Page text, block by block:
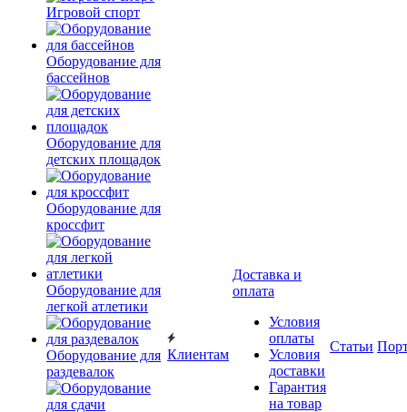
Игровой спорт
Оборудование для
бассейнов
Оборудование для
детских площадок
Оборудование для
кроссфит
Оборудование для
легкой атлетики
Оборудование для
раздевалок
Клиентам
Доставка и
оплата
Условия
оплаты
Условия
доставки
Гарантия
на товар
Статьи